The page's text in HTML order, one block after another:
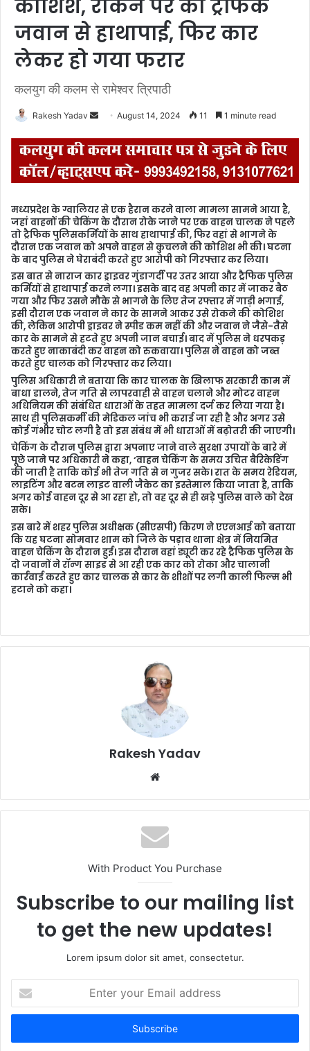
कोशिश, रोकने पर की ट्रैफिक
जवान से हाथापाई, फिर कार
लेकर हो गया फरार
कलयुग की कलम से रामेश्वर त्रिपाठी
Rakesh Yadav
n
d
a
e
m
a
i
l
August 14, 2024 11 1 minute read
मध्यप्रदेश के ग्वालियर से एक हैरान करने वाला मामला सामने आया है,
जहां वाहनों की चेकिंग के दौरान रोके जाने पर एक वाहन चालक ने पहले
तो ट्रैफिक पुलिसकर्मियों के साथ हाथापाई की, फिर वहां से भागने के
दौरान एक जवान को अपने वाहन से कुचलने की कोशिश भी की। घटना
के बाद पुलिस ने घेराबंदी करते हुए आरोपी को गिरफ्तार कर लिया।
इस बात से नाराज कार ड्राइवर गुंडागर्दी पर उतर आया और ट्रैफिक पुलिस
कर्मियों से हाथापाई करने लगा। इसके बाद वह अपनी कार में जाकर बैठ
गया और फिर उसने मौके से भागने के लिए तेज रफ्तार में गाड़ी भगाई,
इसी दौरान एक जवान ने कार के सामने आकर उसे रोकने की कोशिश
की, लेकिन आरोपी ड्राइवर ने स्पीड कम नहीं की और जवान ने जैसे-तैसे
कार के सामने से हटते हुए अपनी जान बचाई। बाद में पुलिस ने धरपकड़
करते हुए नाकाबंदी कर वाहन को रुकवाया। पुलिस ने वाहन को जब्त
करते हुए चालक को गिरफ्तार कर लिया।
पुलिस अधिकारी ने बताया कि कार चालक के खिलाफ सरकारी काम में
बाधा डालने, तेज गति से लापरवाही से वाहन चलाने और मोटर वाहन
अधिनियम की संबंधित धाराओं के तहत मामला दर्ज कर लिया गया है।
साथ ही पुलिसकर्मी की मेडिकल जांच भी कराई जा रही है और अगर उसे
कोई गंभीर चोट लगी है तो इस संबंध में भी धाराओं में बढ़ोतरी की जाएगी।
चेकिंग के दौरान पुलिस द्वारा अपनाए जाने वाले सुरक्षा उपायों के बारे में
पूछे जाने पर अधिकारी ने कहा, ‘वाहन चेकिंग के समय उचित बैरिकेडिंग
की जाती है ताकि कोई भी तेज गति से न गुजर सके। रात के समय रेडियम,
लाइटिंग और बटन लाइट वाली जैकेट का इस्तेमाल किया जाता है, ताकि
अगर कोई वाहन दूर से आ रहा हो, तो वह दूर से ही खड़े पुलिस वाले को देख
सके।
इस बारे में शहर पुलिस अधीक्षक (सीएसपी) किरण ने एएनआई को बताया
कि यह घटना सोमवार शाम को जिले के पड़ाव थाना क्षेत्र में नियमित
वाहन चेकिंग के दौरान हुई। इस दौरान वहां ड्यूटी कर रहे ट्रैफिक पुलिस के
दो जवानों ने रॉन्ग साइड से आ रही एक कार को रोका और चालानी
कार्रवाई करते हुए कार चालक से कार के शीशों पर लगी काली फिल्म भी
हटाने को कहा।
Rakesh Yadav
b
s
i
e
With Product You Purchase
Subscribe to our mailing list
to get the new updates!
Lorem ipsum dolor sit amet, consectetur.
t
r